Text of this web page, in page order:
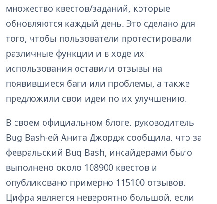
множество квестов/заданий, которые
обновляются каждый день. Это сделано для
того, чтобы пользователи протестировали
различные функции и в ходе их
использования оставили отзывы на
появившиеся баги или проблемы, а также
предложили свои идеи по их улучшению.
В своем официальном блоге, руководитель
Bug Bash-ей Анита Джордж сообщила, что за
февральский Bug Bash, инсайдерами было
выполнено около 108900 квестов и
опубликовано примерно 115100 отзывов.
Цифра является невероятно большой, если